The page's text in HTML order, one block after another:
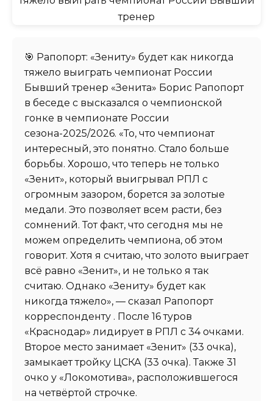
🎯 Рапопорт: «Зениту» будет как никогда
тяжело выиграть чемпионат России
Бывший тренер «Зенита» Борис Рапопорт
в беседе с высказался о чемпионской
гонке в чемпионате России
сезона-2025/2026. «То, что чемпионат
интересный, это понятно. Стало больше
борьбы. Хорошо, что теперь не только
«Зенит», который выигрывал РПЛ с
огромным зазором, борется за золотые
медали. Это позволяет всем расти, без
сомнений. Тот факт, что сегодня мы не
можем определить чемпиона, об этом
говорит. Хотя я считаю, что золото выиграет
всё равно «Зенит», и не только я так
считаю. Однако «Зениту» будет как
никогда тяжело», — сказал Рапопорт
корреспонденту . После 16 туров
«Краснодар» лидирует в РПЛ с 34 очками.
Второе место занимает «Зенит» (33 очка),
замыкает тройку ЦСКА (33 очка). Также 31
очко у «Локомотива», расположившегося
на четвёртой строчке.